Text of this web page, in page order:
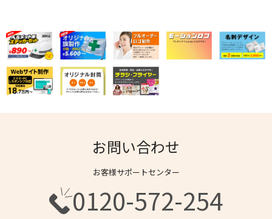
お問い合わせ
お客様サポートセンター
0120-572-254